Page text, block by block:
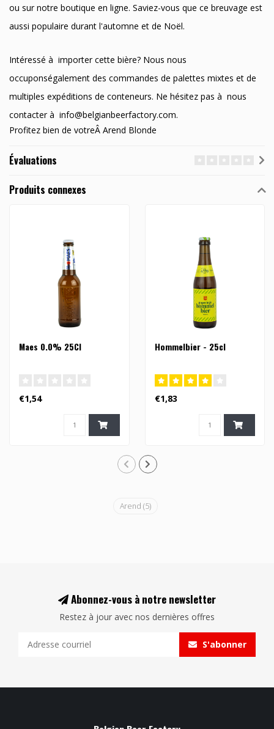
ou sur notre boutique en ligne. Saviez-vous que ce breuvage est
aussi populaire durant l'automne et de Noël.
Intéressé à importer cette bière? Nous nous
occuponségalement des commandes de palettes mixtes et de
multiples expéditions de conteneurs. Ne hésitez pas à nous
contacter à info@belgianbeerfactory.com.
Profitez bien de votreÂ Arend Blonde
Évaluations
Produits connexes
Maes 0.0% 25Cl
€1,54
Hommelbier - 25cl
€1,83
Arend (5)
Abonnez-vous à notre newsletter
Restez à jour avec nos dernières offres
S'abonner